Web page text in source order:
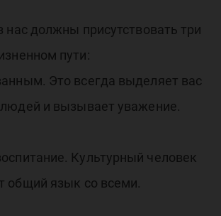
нас должны присутствовать три
пути:
Это всегда выделяет вас
людей и вызывает уважение.
Культурный человек
общий язык со всеми.